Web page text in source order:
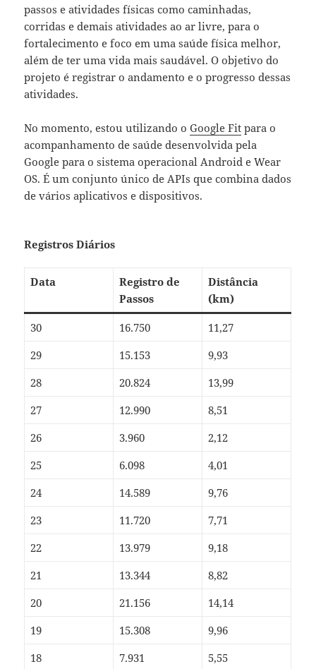
passos e atividades físicas como caminhadas,
corridas e demais atividades ao ar livre, para o
fortalecimento e foco em uma saúde física melhor,
além de ter uma vida mais saudável. O objetivo do
projeto é registrar o andamento e o progresso dessas
atividades.
No momento, estou utilizando oGoogle Fit para o
acompanhamento de saúde desenvolvida pela
Google para o sistema operacional Android e Wear
OS. É um conjunto único de APIs que combina dados
de vários aplicativos e dispositivos.
Registros Diários
Data
Registro de
Passos
Distância
(km)
30 16.750
11,27
29
15.153
9,93
28
20.824
13,99
27
12.990
8,51
26
3.960
2,12
25
6.098
4,01
24
14.589
9,76
23
11.720
7,71
22
13.979
9,18
21
13.344
8,82
20
21.156
14,14
19
15.308
9,96
18
7.931
5,55